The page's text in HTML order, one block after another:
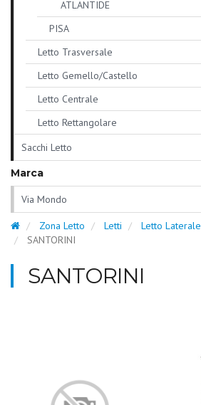
ATLANTIDE
PISA
Letto Trasversale
Letto Gemello/Castello
Letto Centrale
Letto Rettangolare
Sacchi Letto
Marca
Via Mondo
Zona Letto Letti Letto Laterale
SANTORINI
SANTORINI